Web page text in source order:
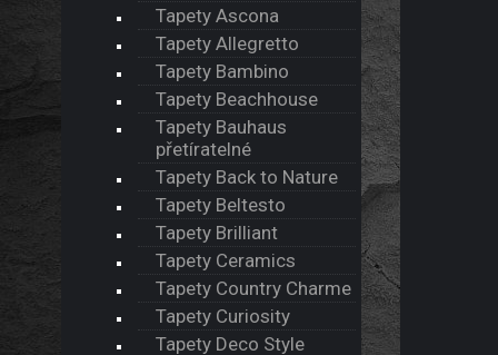
Tapety Ascona
Tapety Allegretto
Tapety Bambino
Tapety Beachhouse
Tapety Bauhaus
přetíratelné
Tapety Back to Nature
Tapety Beltesto
Tapety Brilliant
Tapety Ceramics
Tapety Country Charme
Tapety Curiosity
Tapety Deco Style